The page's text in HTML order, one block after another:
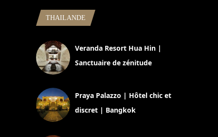
THAILANDE
Veranda Resort Hua Hin |
Sanctuaire de zénitude
Praya Palazzo | Hôtel chic et
discret | Bangkok